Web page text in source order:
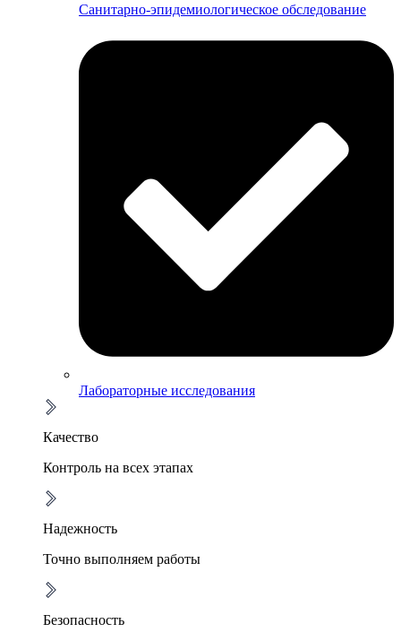
Санитарно-эпидемиологическое обследование
Лабораторные исследования
Качество
Контроль на всех этапах
Надежность
Точно выполняем работы
Безопасность